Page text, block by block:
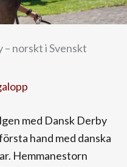
– norskt i Svenskt
med Dansk Derby
hand med danska
Hemmanestorn